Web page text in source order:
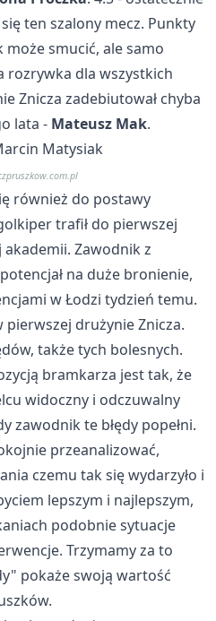
ten szalony mecz. Punkty
może smucić, ale samo
rozrywka dla wszystkich
Znicza zadebiutował chyba
lata - Mateusz Mak.
również do postawy
trafił do pierwszej
Zawodnik z
na duże bronienie,
w Łodzi tydzień temu.
pierwszej drużynie Znicza.
także tych bolesnych.
bramkarza jest tak, że
widoczny i odczuwalny
zawodnik te błędy popełni.
przeanalizować,
czemu tak się wydarzyło i
lepszym i najlepszym,
podobnie sytuacje
Trzymamy za to
pokaże swoją wartość